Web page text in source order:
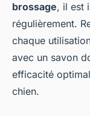
brossage, il est
régulièrement.
chaque
avec un savon
efficacité
chien.